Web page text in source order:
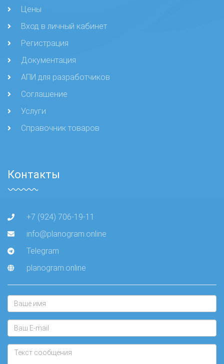
Цены
Вход в личный кабинет
Регистрация
Документация
АПИ для разработчиков
Соглашение
Услуги
Справочник товаров
Контакты
+7 (924) 706-19-11
info@planogram.online
Telegram
planogram.online